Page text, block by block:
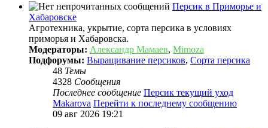
Персик в Приморье и
Хабаровске
Агротехника, укрытие, сорта персика в условиях
приморья и Хабаровска.
Модераторы: Александр Мамаев, Mimoza
Подфорумы: Выращивание персиков, Сорта персика
48 Темы
4328 Сообщения
Последнее сообщение Персик текущий уход
Makarova Перейти к последнему сообщению
09 авг 2026 19:21